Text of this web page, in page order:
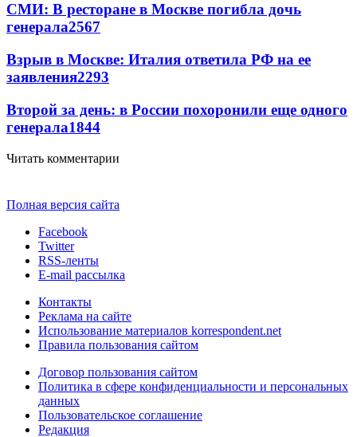
СМИ: В ресторане в Москве погибла дочь
генерала2567
Взрыв в Москве: Италия ответила РФ на ее
заявления2293
Второй за день: в России похоронили еще одного
генерала1844
Читать комментарии
Полная версия сайта
Facebook
Twitter
RSS-ленты
E-mail рассылка
Контакты
Реклама на сайте
Использование материалов korrespondent.net
Правила пользования сайтом
Договор пользования сайтом
Политика в сфере конфиденциальности и персональных
данных
Пользовательское соглашение
Редакция